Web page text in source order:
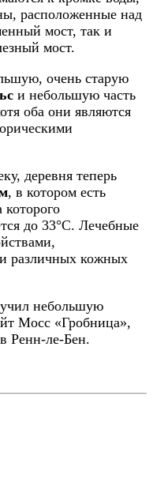
расположенные над
мост, так и
мост.
очень старую
и небольшую часть
оба они являются
деревня теперь
, в котором есть
до 33°C. Лечебные
различных кожных
небольшую
Мосс «Гробница»,
Ренн-ле-Бен.